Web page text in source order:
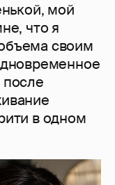
мой
что я
своим
после
в одном